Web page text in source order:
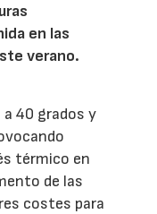
en las
verano.
40 grados y
térmico en
de las
costes para